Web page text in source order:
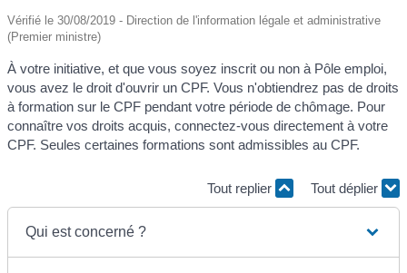
Vérifié le 30/08/2019 - Direction de l'information légale et administrative
(Premier ministre)
À votre initiative, et que vous soyez inscrit ou non à Pôle emploi,
vous avez le droit d'ouvrir un CPF. Vous n'obtiendrez pas de droits
à formation sur le CPF pendant votre période de chômage. Pour
connaître vos droits acquis, connectez-vous directement à votre
CPF. Seules certaines formations sont admissibles au CPF.
Tout replier Tout déplier
Qui est concerné ?